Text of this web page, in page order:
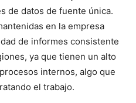
de datos de fuente única.
en la empresa
de informes consistente
ya que tienen un alto
internos, algo que
el trabajo.